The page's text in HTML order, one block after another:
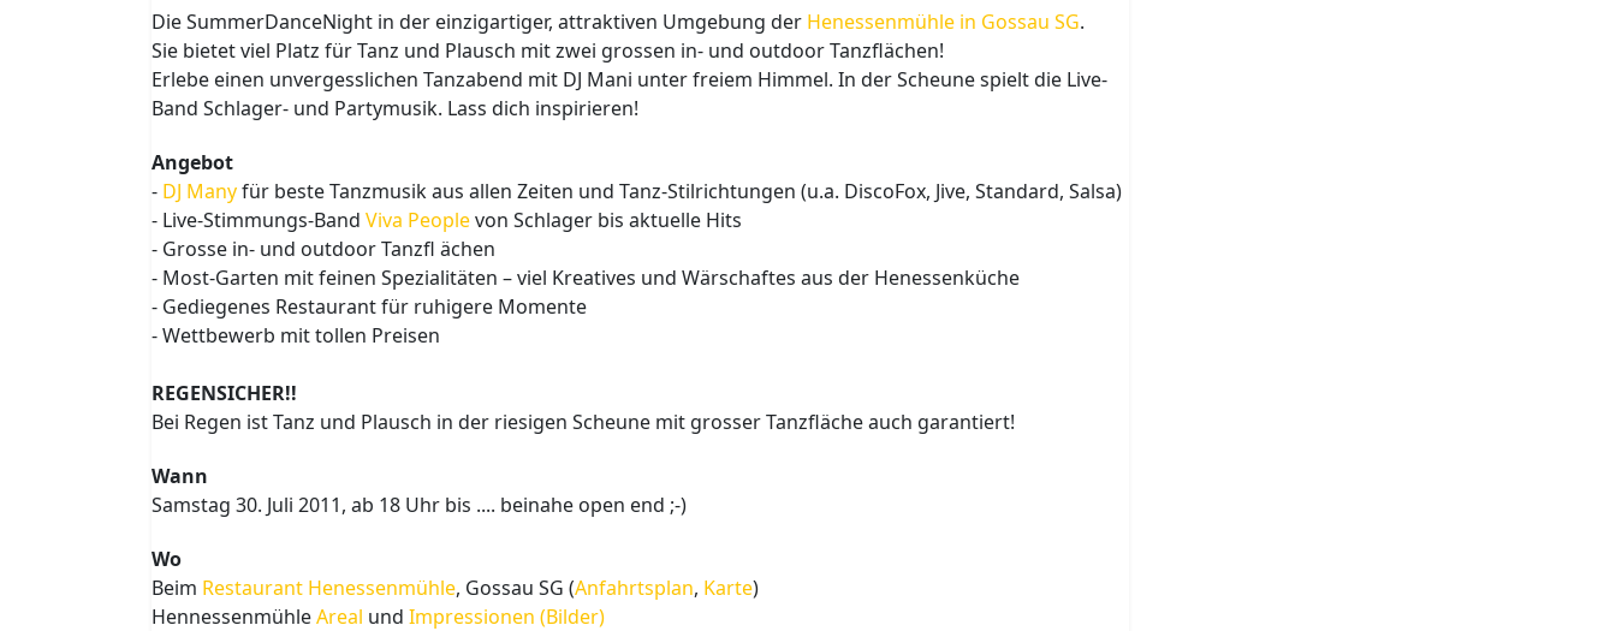
Die SummerDanceNight in der einzigartiger, attraktiven Umgebung der Henessenmühle in Gossau SG.
Sie bietet viel Platz für Tanz und Plausch mit zwei grossen in- und outdoor Tanzflächen!
Erlebe einen unvergesslichen Tanzabend mit DJ Mani unter freiem Himmel. In der Scheune spielt die Live-
Band Schlager- und Partymusik. Lass dich inspirieren!
Angebot
- DJ Manyfür beste Tanzmusik aus allen Zeiten und Tanz-Stilrichtungen (u.a. DiscoFox, Jive, Standard, Salsa)
- Live-Stimmungs-Band Viva Peoplevon Schlager bis aktuelle Hits
- Grosse in- und outdoor Tanzfl ächen
- Most-Garten mit feinen Spezialitäten – viel Kreatives und Wärschaftes aus der Henessenküche
- Gediegenes Restaurant für ruhigere Momente
- Wettbewerb mit tollen Preisen
REGENSICHER!!
Bei Regen ist Tanz und Plausch in der riesigen Scheune mit grosser Tanzfläche auch garantiert!
Wann
Samstag 30. Juli 2011, ab 18 Uhr bis .... beinahe open end ;-)
Wo
Beim Restaurant Henessenmühle, Gossau SG (Anfahrtsplan, Karte)
HennessenmühleAreal und Impressionen (Bilder)